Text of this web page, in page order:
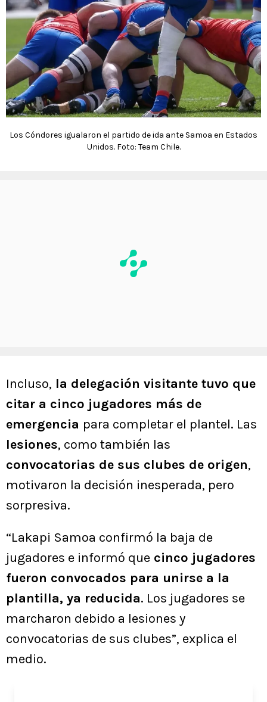
Los Cóndores igualaron el partido de ida ante Samoa en Estados
Unidos. Foto: Team Chile.
Incluso, la delegación visitante tuvo que
citar a cinco jugadores más de
emergencia para completar el plantel. Las
lesiones, como también las
convocatorias de sus clubes de origen,
motivaron la decisión inesperada, pero
sorpresiva.
“Lakapi Samoa confirmó la baja de
jugadores e informó que cinco jugadores
fueron convocados para unirse a la
plantilla, ya reducida. Los jugadores se
marcharon debido a lesiones y
convocatorias de sus clubes”, explica el
medio.